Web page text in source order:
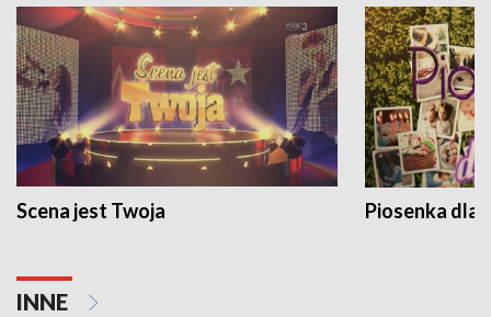
Scena jest Twoja Piosenka dla
INNE